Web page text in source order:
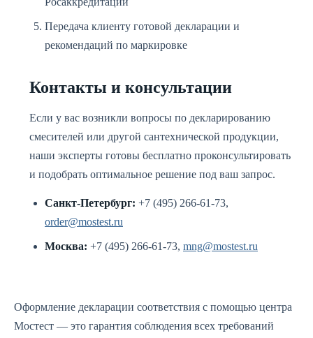
Передача клиенту готовой декларации и
рекомендаций по маркировке
Контакты и консультации
Если у вас возникли вопросы по декларированию
смесителей или другой сантехнической продукции,
наши эксперты готовы бесплатно проконсультировать
и подобрать оптимальное решение под ваш запрос.
Санкт-Петербург: +7 (495) 266-61-73,
order@mostest.ru
Москва: +7 (495) 266-61-73, mng@mostest.ru
Оформление декларации соответствия с помощью центра
Мостест — это гарантия соблюдения всех требований